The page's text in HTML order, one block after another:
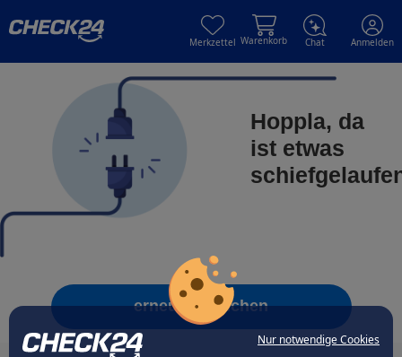
Nur notwendige Cookies
Merkzettel Warenkorb Chat Anmelden
Hoppla, da
ist etwas
erneut versuchen